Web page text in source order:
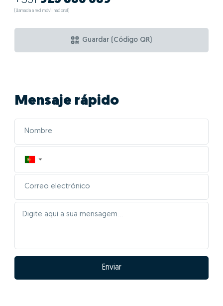
(Llamada a red móvil nacional)
Guardar (Código QR)
Mensaje rápido
▼
Enviar